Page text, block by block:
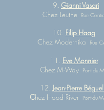
9. Gianni Vasari
Chez Leuthe Rue
10. Filip Haag
Chez Modernika
Rue
11. Eve Monnier
Chez M-Way Pont du
12.Jean-Pierre
Chez Hood River Pont-du-